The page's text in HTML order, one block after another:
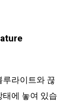
라이트와 끊
태에 놓여 있습